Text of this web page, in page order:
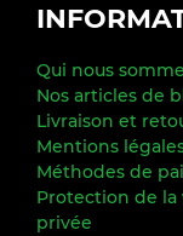
FOOTER
Qui nous
Nos articles de
Livraison et
Mentions
Méthodes de
Protection de la
privée